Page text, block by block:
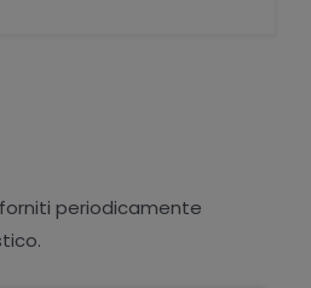
periodicamente